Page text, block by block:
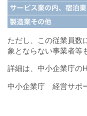
ただし、この従業員数
象とならない事業者等
詳細は、中小企業庁の
中小企業庁 経営サポ